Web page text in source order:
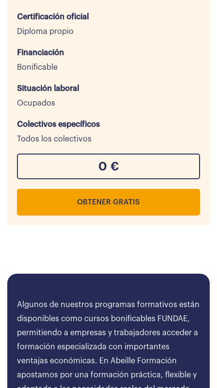
Certificación oficial
Diploma propio
Financiación
Bonificable
Situación laboral
Ocupados
Colectivos específicos
Todos los colectivos
0 €
OBTENER GRATIS
Algunos de nuestros programas formativos están
disponibles como cursos bonificables FUNDAE,
permitiendo a empresas y trabajadores acceder a
formación especializada con importantes
ventajas económicas. En Abeille Formación
apostamos por una formación práctica, flexible y